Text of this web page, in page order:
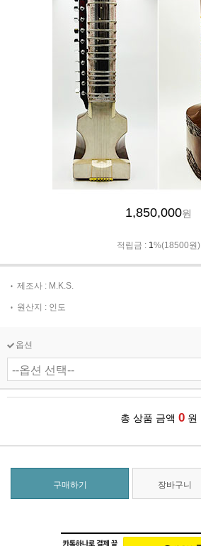
1,850,000원
적립금 : 1%(18500원)
제조사 : M.K.S.
원산지 : 인도
옵션
총 상품 금액 0 원
구매하기 장바구니